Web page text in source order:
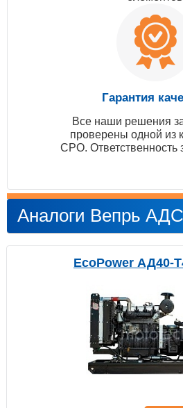
Гарантия
Все наши решения
проверены одной из
СРО. Ответственность
Аналоги Вепрь
EcoPower АД40-